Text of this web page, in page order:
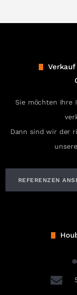
Sie möchten Ihre
Dann sind wir der
REFERENZEN